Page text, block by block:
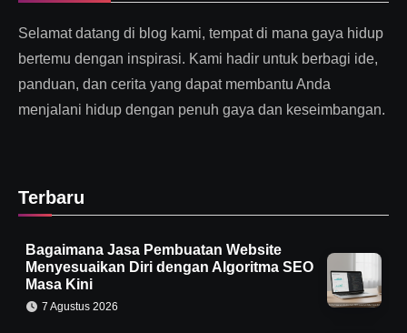
Selamat datang di blog kami, tempat di mana gaya hidup
bertemu dengan inspirasi. Kami hadir untuk berbagi ide,
panduan, dan cerita yang dapat membantu Anda
menjalani hidup dengan penuh gaya dan keseimbangan.
Terbaru
Bagaimana Jasa Pembuatan Website
Menyesuaikan Diri dengan Algoritma SEO
Masa Kini
7 Agustus 2026